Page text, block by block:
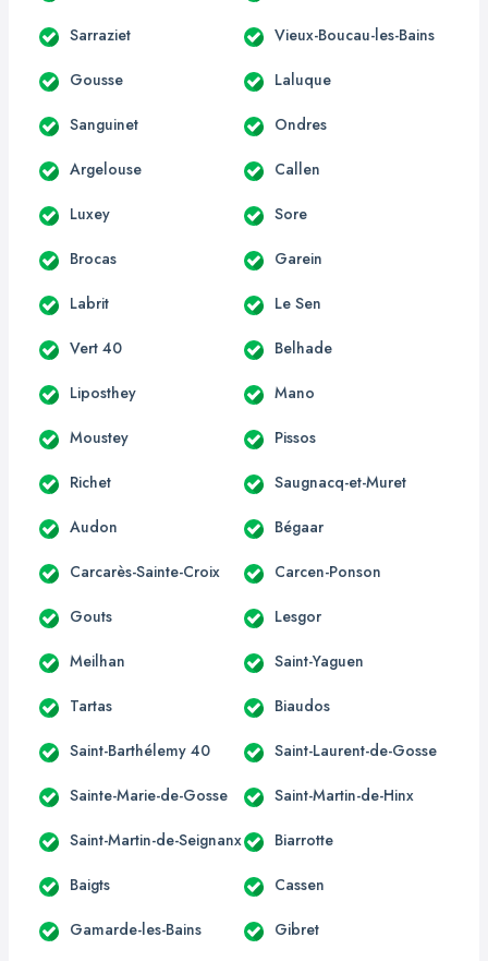
Sarraziet Vieux-Boucau-les-Bains
Gousse Laluque
Sanguinet Ondres
Argelouse Callen
Luxey Sore
Brocas Garein
Labrit Le Sen
Vert 40 Belhade
Liposthey Mano
Moustey Pissos
Richet Saugnacq-et-Muret
Audon Bégaar
Carcarès-Sainte-Croix Carcen-Ponson
Gouts Lesgor
Meilhan Saint-Yaguen
Tartas Biaudos
Saint-Barthélemy 40 Saint-Laurent-de-Gosse
Sainte-Marie-de-Gosse Saint-Martin-de-Hinx
Saint-Martin-de-Seignanx Biarrotte
Baigts Cassen
Gamarde-les-Bains Gibret